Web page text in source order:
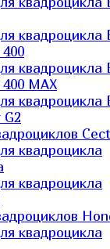
квадроцикла
квадроцикла
MAX
квадроцикла
квадроцикла
квадроцикла
квадроцикла